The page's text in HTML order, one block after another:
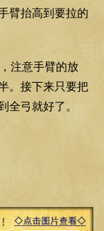
臂抬高到要拉的
注意手臂的放
。接下来只要把
全弓就好了。